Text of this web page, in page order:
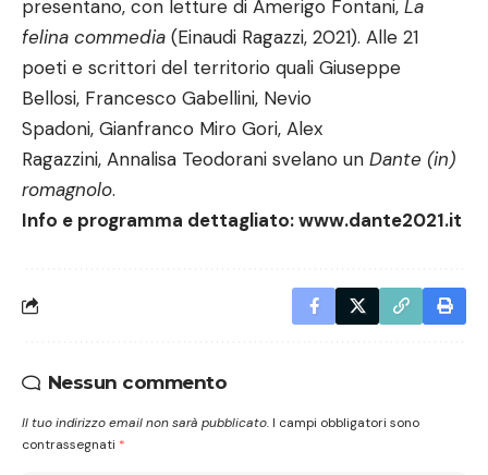
presentano, con letture di Amerigo Fontani, La
felina commedia (Einaudi Ragazzi, 2021). Alle 21
poeti e scrittori del territorio quali Giuseppe
Bellosi, Francesco Gabellini, Nevio
Spadoni, Gianfranco Miro Gori, Alex
Ragazzini, Annalisa Teodorani svelano un Dante (in)
romagnolo.
Info e programma dettagliato:www.dante2021.it
Nessun commento
Il tuo indirizzo email non sarà pubblicato. I campi obbligatori sono
contrassegnati *